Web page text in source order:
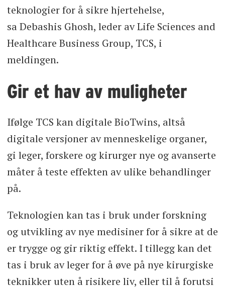
teknologier for å sikre hjertehelse,
sa Debashis Ghosh, leder av Life Sciences and
Healthcare Business Group, TCS, i
meldingen.
Gir et hav av muligheter
Ifølge TCS kan digitale BioTwins, altså
digitale versjoner av menneskelige organer,
gi leger, forskere og kirurger nye og avanserte
måter å teste effekten av ulike behandlinger
på.
Teknologien kan tas i bruk under forskning
og utvikling av nye medisiner for å sikre at de
er trygge og gir riktig effekt. I tillegg kan det
tas i bruk av leger for å øve på nye kirurgiske
teknikker uten å risikere liv, eller til å forutsi